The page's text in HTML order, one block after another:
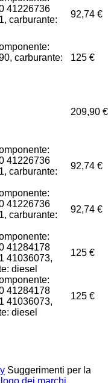
41226736
carburante:
92,74 €
carburante:
125 €
209,90 €
41226736
carburante:
92,74 €
41226736
carburante:
92,74 €
41284178
41036073,
diesel
125 €
41284178
41036073,
diesel
125 €
Suggerimenti per la
dei marchi